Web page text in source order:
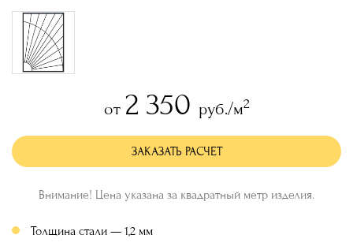
от 2 350 руб./м2
ЗАКАЗАТЬ РАСЧЕТ
Внимание! Цена указана за квадратный метр изделия.
Толщина стали — 1,2 мм